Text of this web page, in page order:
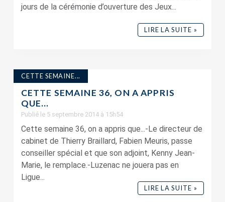
jours de la cérémonie d’ouverture des Jeux...
LIRE LA SUITE »
CETTE SEMAINE...
CETTE SEMAINE 36, ON A APPRIS
QUE…
Publié le 5 septembre 2014 à 15h54
Cette semaine 36, on a appris que...-Le directeur de
cabinet de Thierry Braillard, Fabien Meuris, passe
conseiller spécial et que son adjoint, Kenny Jean-
Marie, le remplace.-Luzenac ne jouera pas en
Ligue...
LIRE LA SUITE »